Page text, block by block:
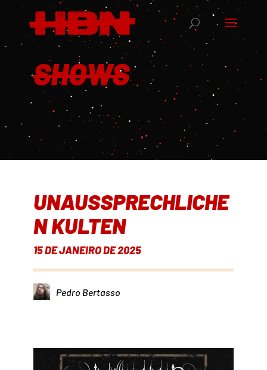
SHOWS
UNAUSSPRECHLICHE
N KULTEN
15 DE JANEIRO DE 2025
Pedro Bertasso